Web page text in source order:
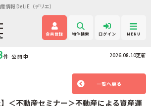
情報 DeLiE（デリエ）
会員登録 物件検索 ログイン MENU
件 公開中 2026.08.10更新
一覧へ戻る
】＜不動産セミナー＞不動産による資産運